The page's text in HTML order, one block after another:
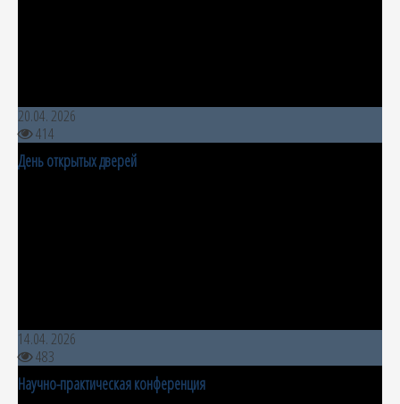
20.04. 2026
414
День открытых дверей
14.04. 2026
483
Научно-практическая конференция